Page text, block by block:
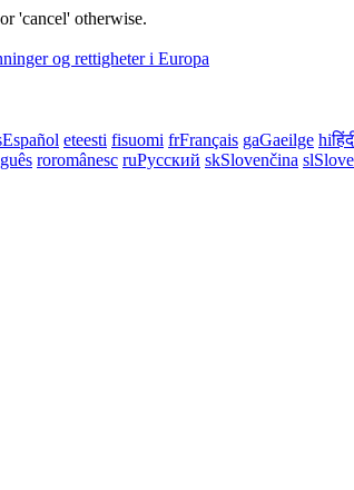
'cancel' otherwise.
Español eteesti fisuomi frFrançais gaGaeilge hi
roromânesc ruРусский skSlovenčina sl